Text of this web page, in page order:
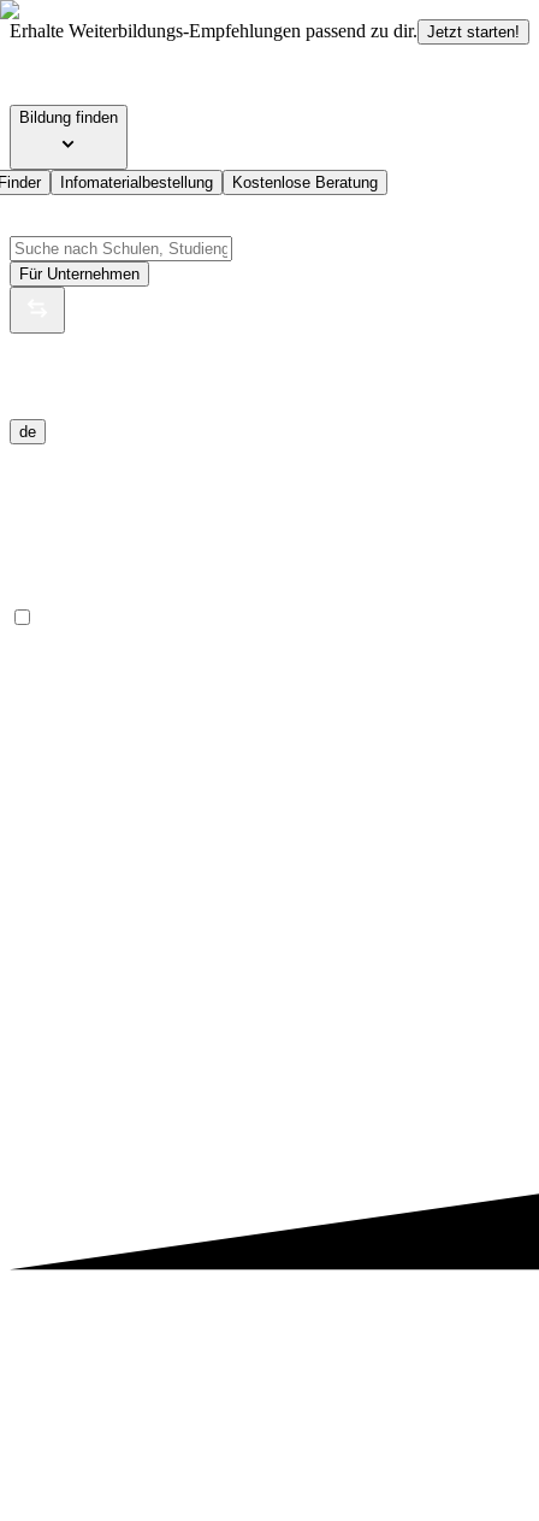
Erhalte Weiterbildungs-Empfehlungen passend zu dir. Jetzt starten!
Bildung finden
Infomaterialbestellung Kostenlose Beratung
Für Unternehmen
de